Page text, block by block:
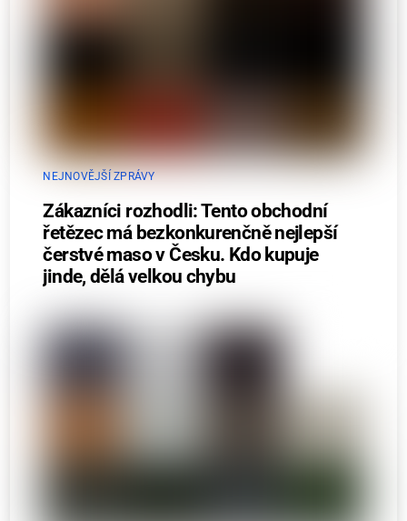
NEJNOVĚJŠÍ ZPRÁVY
Zákazníci rozhodli: Tento obchodní
řetězec má bezkonkurenčně nejlepší
čerstvé maso v Česku. Kdo kupuje
jinde, dělá velkou chybu